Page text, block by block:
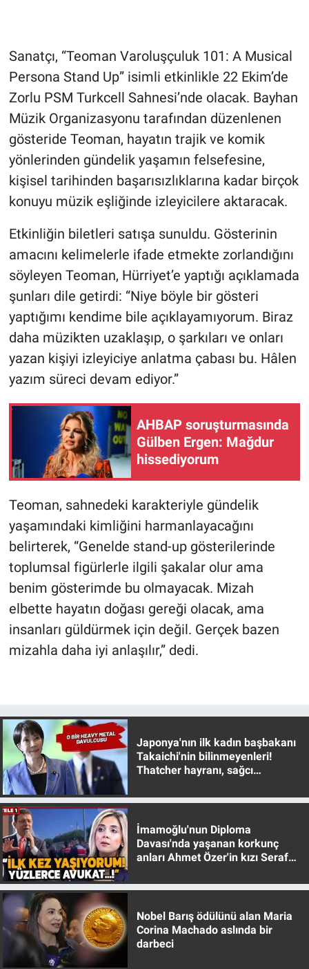
Sanatçı, “Teoman Varoluşçuluk 101: A Musical
Persona Stand Up” isimli etkinlikle 22 Ekim’de
Zorlu PSM Turkcell Sahnesi’nde olacak. Bayhan
Müzik Organizasyonu tarafından düzenlenen
gösteride Teoman, hayatın trajik ve komik
yönlerinden gündelik yaşamın felsefesine,
kişisel tarihinden başarısızlıklarına kadar birçok
konuyu müzik eşliğinde izleyicilere aktaracak.
Etkinliğin biletleri satışa sunuldu. Gösterinin
amacını kelimelerle ifade etmekte zorlandığını
söyleyen Teoman, Hürriyet’e yaptığı açıklamada
şunları dile getirdi: “Niye böyle bir gösteri
yaptığımı kendime bile açıklayamıyorum. Biraz
daha müzikten uzaklaşıp, o şarkıları ve onları
yazan kişiyi izleyiciye anlatma çabası bu. Hâlen
yazım süreci devam ediyor.”
AHBAP soruşturmasında
Gülben Ergen: Mağdur
hissediyorum
Teoman, sahnedeki karakteriyle gündelik
yaşamındaki kimliğini harmanlayacağını
belirterek, “Genelde stand-up gösterilerinde
toplumsal figürlerle ilgili şakalar olur ama
benim gösterimde bu olmayacak. Mizah
elbette hayatın doğası gereği olacak, ama
insanları güldürmek için değil. Gerçek bazen
mizahla daha iyi anlaşılır,” dedi.
Japonya'nın ilk kadın başbakanı
Takaichi'nin bilinmeyenleri!
Thatcher hayranı, sağcı
İmamoğlu'nun Diploma
Davası'nda yaşanan korkunç
anları Ahmet Özer'in kızı Seraf
Nobel Barış ödülünü alan Maria
Corina Machado aslında bir
darbeci
Gündem Özel
Günün görüntüsü
Haber
İlan
Kimdir
Koronavirüs
Kültür Sanat
Ne demişti
Nedir
Programlar
Sağlık
Teknoloji
Türkiye'nin Geleceği
Türkiye'nin Gündemi
Yerel Gündem